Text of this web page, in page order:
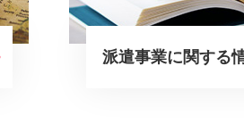
派遣事業に関する